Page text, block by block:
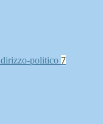
politico 7